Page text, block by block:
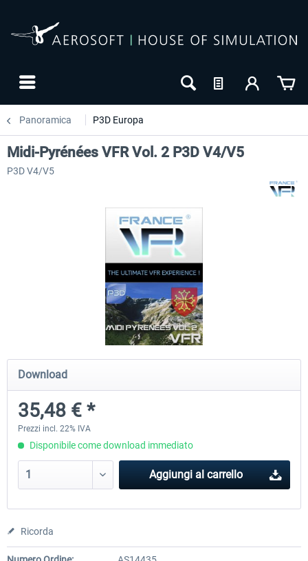
Panoramica P3D Europa
Hamburg-Finkenwerder
12,20 € *
Madeira X Evolution
Midi-Pyrénées VFR Vol. 2 P3D V4/V5
P3D V4/V5
Download
35,48 € *
Prezzi incl. 22% IVA
Disponibile come download immediato
Aggiungi al carrello
Ricorda